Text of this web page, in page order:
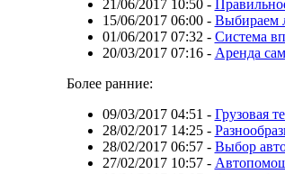
21/06/2017 10:50-
15/06/2017 06:00- Выбираем
01/06/2017 07:32 - Система
20/03/2017 07:16- Аренда
Более ранние:
09/03/2017 04:51 - Грузовая
28/02/2017 14:25-
28/02/2017 06:57- Выбор
27/02/2017 10:57-